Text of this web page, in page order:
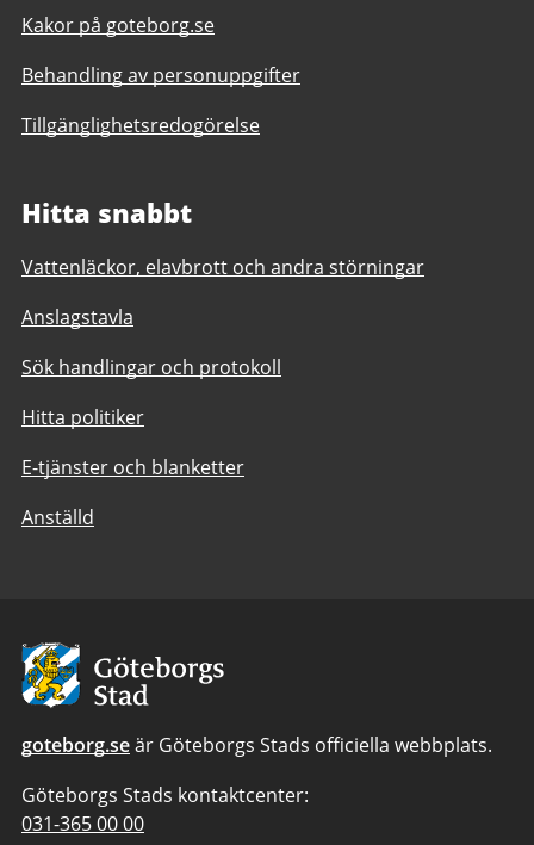
Kakor på goteborg.se
Behandling av personuppgifter
Tillgänglighetsredogörelse
Hitta snabbt
Vattenläckor, elavbrott och andra störningar
Anslagstavla
Sök handlingar och protokoll
Hitta politiker
E-tjänster och blanketter
Anställd
Avsändare:
Göteborgs
Stad
goteborg.seär Göteborgs Stads officiella webbplats.
Göteborgs Stads kontaktcenter:
Telefonnummer
031-365 00 00